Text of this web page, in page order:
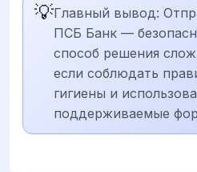
💡Главный вывод:
ПСБ Банк —
способ решения
если соблюдать
гигиены и
поддерживаемые